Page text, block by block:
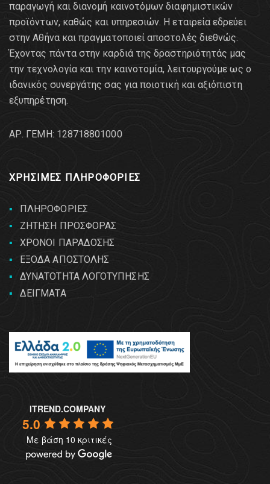
παραγωγή και διανομή καινοτόμων διαφημιστικών
προϊόντων, καθώς και υπηρεσιών. Η εταιρεία εδρεύει
στην Αθήνα και πραγματοποιεί αποστολές διεθνώς.
Έχοντας πάντα στην καρδιά της δραστηριότητάς μας
την τεχνολογία και την καινοτομία, λειτουργούμε ως ο
ιδανικός συνεργάτης σας για ποιοτική και αξιόπιστη
εξυπηρέτηση.
AΡ. ΓΕΜΗ: 128718801000
ΧΡΗΣΙΜΕΣ ΠΛΗΡΟΦΟΡΙΕΣ
ΠΛΗΡΟΦΟΡΙΕΣ
ΖΗΤΗΣΗ ΠΡΟΣΦΟΡΑΣ
ΧΡΟΝΟΙ ΠΑΡΑΔΟΣΗΣ
ΕΞΟΔΑ ΑΠΟΣΤΟΛΗΣ
ΔΥΝΑΤΟΤΗΤΑ ΛΟΓΟΤΥΠΗΣΗΣ
ΔΕΙΓΜΑΤΑ
ITREND.COMPANY
5.0
Με βάση 10 κριτικές